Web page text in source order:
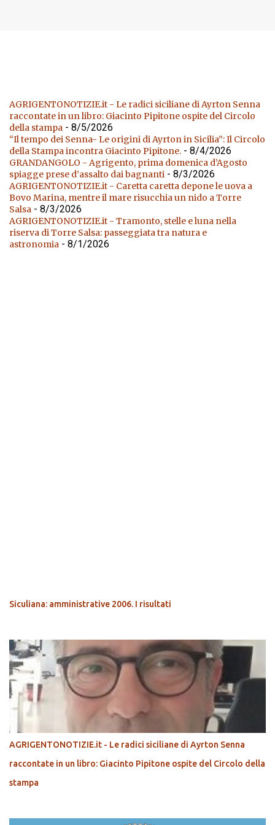
AGRIGENTONOTIZIE.it - Le radici siciliane di Ayrton Senna
raccontate in un libro: Giacinto Pipitone ospite del Circolo
della stampa - 8/5/2026
“Il tempo dei Senna- Le origini di Ayrton in Sicilia”: Il Circolo
della Stampa incontra Giacinto Pipitone. - 8/4/2026
GRANDANGOLO - Agrigento, prima domenica d’Agosto
spiagge prese d’assalto dai bagnanti - 8/3/2026
AGRIGENTONOTIZIE.it - Caretta caretta depone le uova a
Bovo Marina, mentre il mare risucchia un nido a Torre
Salsa - 8/3/2026
AGRIGENTONOTIZIE.it - Tramonto, stelle e luna nella
riserva di Torre Salsa: passeggiata tra natura e
astronomia - 8/1/2026
Siculiana: amministrative 2006. I risultati
AGRIGENTONOTIZIE.it - Le radici siciliane di Ayrton Senna
raccontate in un libro: Giacinto Pipitone ospite del Circolo della
stampa